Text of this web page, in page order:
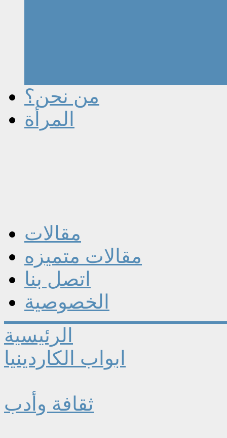
من نحن؟
المرأة
مقالات
مقالات متميزه
اتصل بنا
الخصوصية
الرئيسية
ابواب الكاردينيا
ثقافة وأدب